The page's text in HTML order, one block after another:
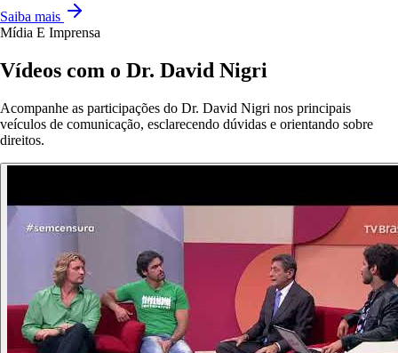
Saiba mais
Mídia E Imprensa
Vídeos com o Dr. David Nigri
Acompanhe as participações do Dr. David Nigri nos principais
veículos de comunicação, esclarecendo dúvidas e orientando sobre
direitos.